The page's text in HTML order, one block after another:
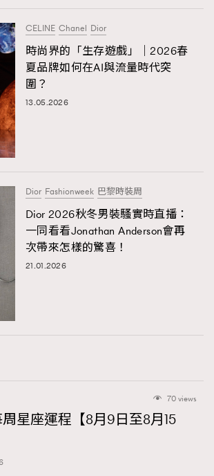
CELINE Chanel Dior
時尚界的「生存遊戲」｜2026春
夏品牌如何在AI與流量時代突
圍？
13.05.2026
Dior Fashionweek 巴黎時裝周
Dior 2026秋冬男裝騷實時直播：
一同看看Jonathan Anderson會再
次帶來怎樣的驚喜！
21.01.2026
70 views
星座運程【8月9日至8月15